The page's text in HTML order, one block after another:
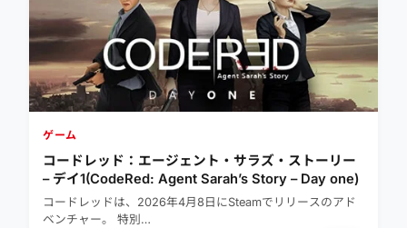
ゲーム
コードレッド：エージェント・サラズ・ストーリー
– デイ1(CodeRed: Agent Sarah’s Story – Day one)
コードレッドは、2026年4月8日にSteamでリリースのアド
ベンチャー。 特別…